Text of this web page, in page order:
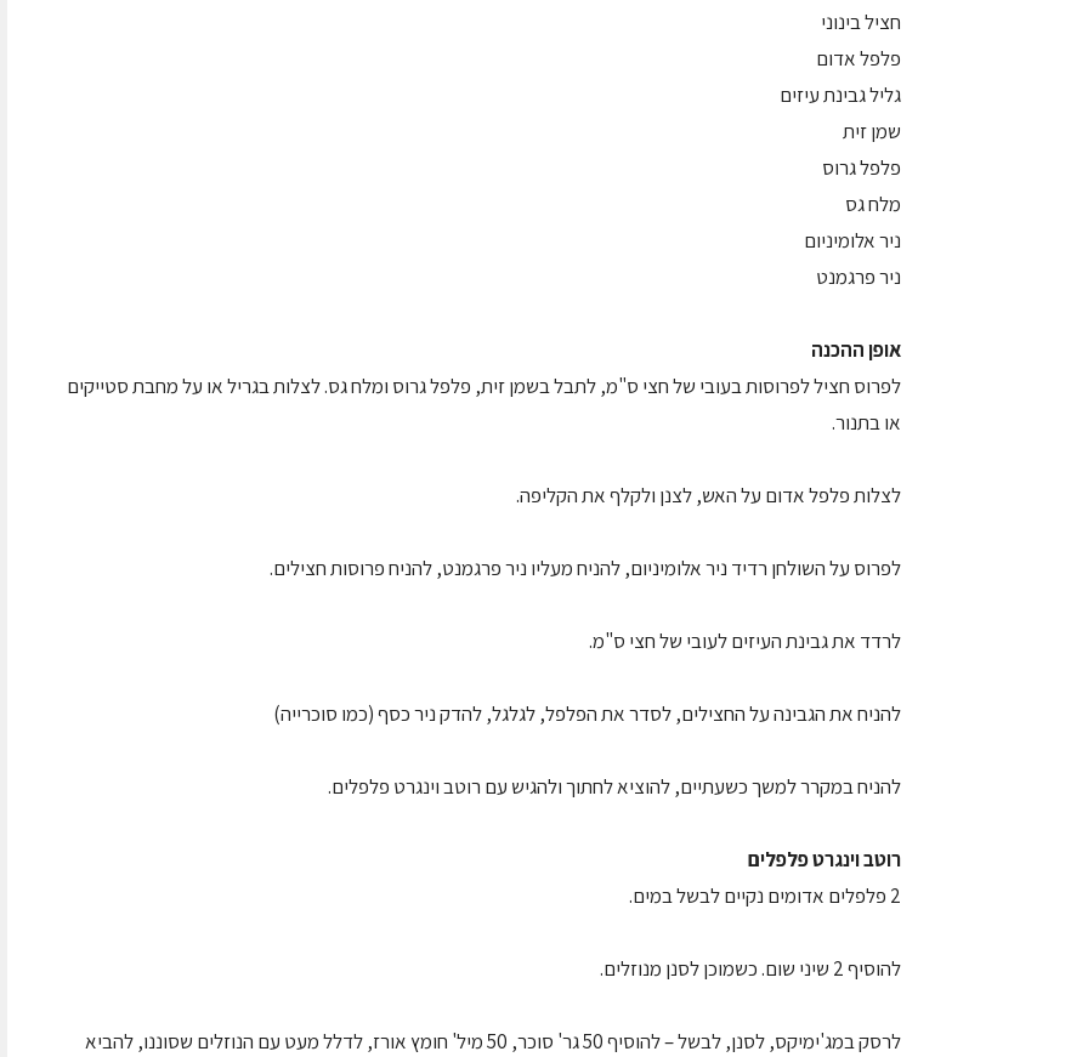
חציל בינוני
פלפל אדום
גליל גבינת עיזים
שמן זית
פלפל גרוס
מלח גס
ניר אלומיניום
ניר פרגמנט
אופן ההכנה
לפרוס חציל לפרוסות בעובי של חצי ס"מ, לתבל בשמן זית, פלפל גרוס ומלח גס. לצלות בגריל או על מחבת סטייקים
או בתנור.
לצלות פלפל אדום על האש, לצנן ולקלף את הקליפה.
לפרוס על השולחן רדיד ניר אלומיניום, להניח מעליו ניר פרגמנט, להניח פרוסות חצילים.
לרדד את גבינת העיזים לעובי של חצי ס"מ.
להניח את הגבינה על החצילים, לסדר את הפלפל, לגלגל, להדק ניר כסף (כמו סוכרייה)
להניח במקרר למשך כשעתיים, להוציא לחתוך ולהגיש עם רוטב וינגרט פלפלים.
רוטב וינגרט פלפלים
2 פלפלים אדומים נקיים לבשל במים.
להוסיף 2 שיני שום. כשמוכן לסנן מנוזלים.
לרסק במג'ימיקס, לסנן, לבשל – להוסיף 50 גר' סוכר, 50 מיל' חומץ אורז, לדלל מעט עם הנוזלים שסוננו, להביא